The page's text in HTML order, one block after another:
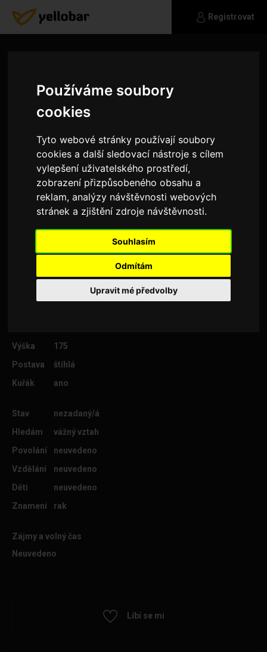
Používáme soubory
cookies
Tyto webové stránky používají soubory
cookies a další sledovací nástroje s cílem
vylepšení uživatelského prostředí,
zobrazení přizpůsobeného obsahu a
reklam, analýzy návštěvnosti webových
stránek a zjištění zdroje návštěvnosti.
Souhlasím
Odmítám
Upravit mé předvolby
Registrovat
Certikjan
Hledam Zenu nebo Maminku
Výška
175
Postava
štíhlá
Kuřák
ano
Stav
nezadaný/á
Hledám
vážný vztah
Povolání
neuvedeno
Vzdělání
neuvedeno
Děti
neuvedeno
Znamení
rak
Zájmy a volný čas
Neuvedeno
Líbí se mi